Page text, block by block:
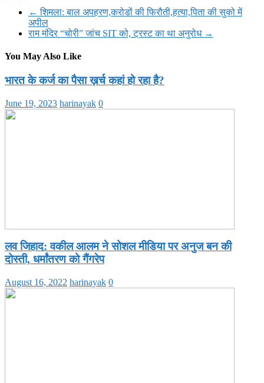
← शिमला: बाल अपहरण,करोडों की फिरौती,हत्या,पिता की सुको में
अपील
राम मंदिर “चोरी” जांच SIT को, ट्रस्ट का था अनुरोध →
You May Also Like
भारत के कर्ज का पैसा ख़र्च कहां हो रहा है?
June 19, 2023 harinayak 0
लव जिहाद: वकील आलम ने सोशल मीडिया पर अनुज बन की
दोस्ती, धर्मांतरण को गैंगरेप
August 16, 2022 harinayak 0